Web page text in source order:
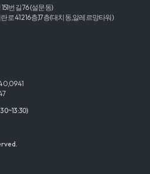
번길 76 (설문동)
로 412 16층,17층(대치동,알레르망타워)